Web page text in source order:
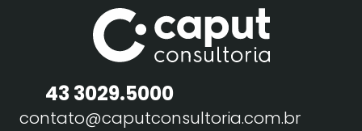
43 3029.5000
contato@caputconsultoria.com.br